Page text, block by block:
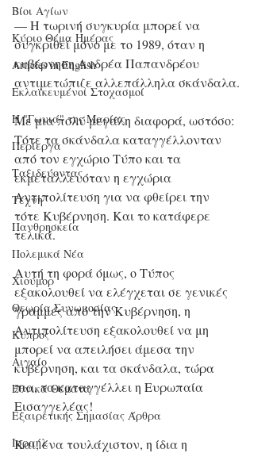
Βίοι Αγίων
Κύριο Θέμα Ημέρας
Articles in English
Εκλαϊκευμένοι Στοχασμοί
Η "Γωνιά" της Μαρίας
Περίεργα
Ταξιδεύοντας
Τέχνη
Πανθρησκεία
Πολεμικά Νέα
Χιούμορ
Θεωρία Συνωμοσίας
Κύπρος
Αιγαίο
Εθνικά Θέματα
Εξαιρετικής Σημασίας Άρθρα
Ισραήλ
— Η τωρινή συγκυρία μπορεί να
συγκριθεί μόνο με το 1989, όταν η
κυβέρνηση Ανδρέα Παπανδρέου
αντιμετώπιζε αλλεπάλληλα σκάνδαλα.
Με μια πολύ μεγάλη διαφορά, ωστόσο:
Τότε τα σκάνδαλα καταγγέλλονταν
από τον εγχώριο Τύπο και τα
εκμεταλλευόταν η εγχώρια
Αντιπολίτευση για να φθείρει την
τότε Κυβέρνηση. Και το κατάφερε
τελικά.
Αυτή τη φορά όμως, ο Τύπος
εξακολουθεί να ελέγχεται σε γενικές
γραμμές από την Κυβέρνηση, η
Αντιπολίτευση εξακολουθεί να μη
μπορεί να απειλήσει άμεσα την
κυβέρνηση, και τα σκάνδαλα, τώρα
πια, τα καταγγέλλει η Ευρωπαία
Εισαγγελέας!
Και, ένα τουλάχιστον, η ίδια η